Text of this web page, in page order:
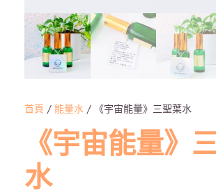
首頁 / 能量水 / 《宇宙能量》三聖葉水
《宇宙能量》
水